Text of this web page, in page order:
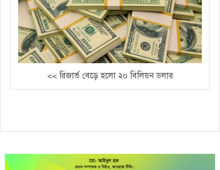
<< রিজার্ভ বেড়ে হলো ২০ বিলিয়ন ডলার